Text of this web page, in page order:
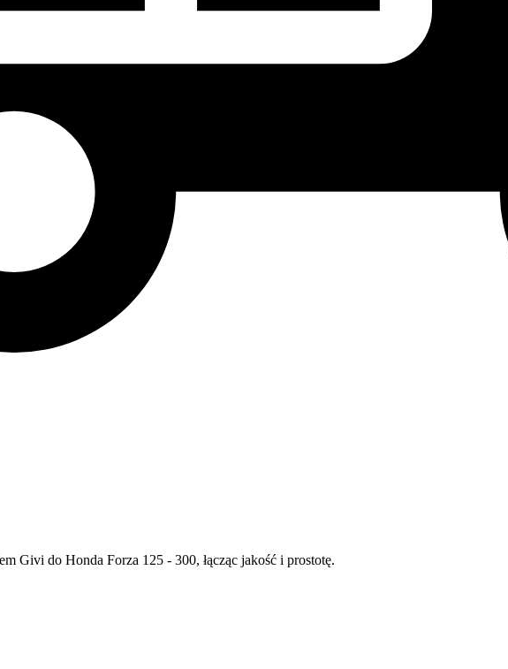
Givi do Honda Forza 125 - 300, łącząc jakość i prostotę.